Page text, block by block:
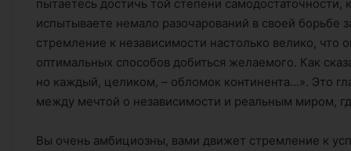
пытаетесь достичь той степени
испытываете немало разочарований в своей борьбе
стремление к независимости настолько велико, что
оптимальных способов добиться желаемого. Как
но каждый, целиком, – обломок континента…». Это
между мечтой о независимости и реальным миром,
Вы очень амбициозны, вами движет стремление к